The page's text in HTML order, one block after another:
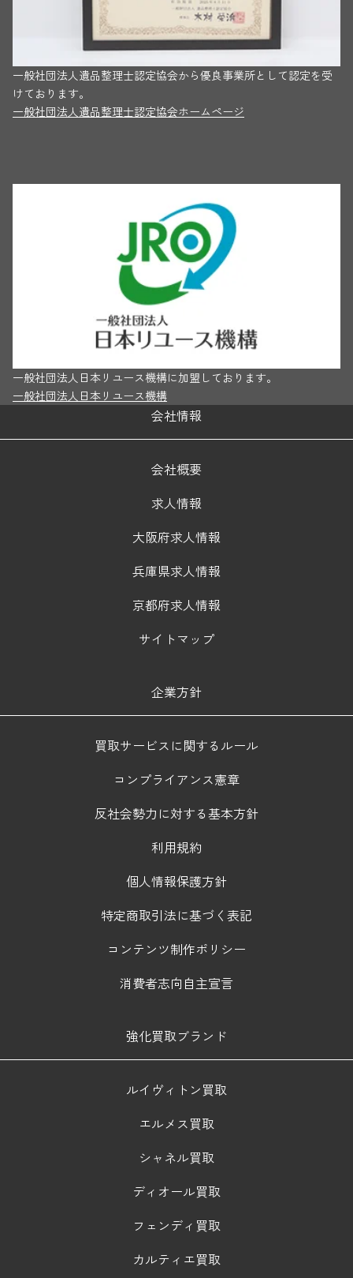
一般社団法人遺品整理士認定協会から優良事業所として認定を受
けております。
一般社団法人遺品整理士認定協会ホームページ
一般社団法人日本リユース機構に加盟しております。
一般社団法人日本リユース機構
会社情報
会社概要
求人情報
大阪府求人情報
兵庫県求人情報
京都府求人情報
サイトマップ
企業方針
買取サービスに関するルール
コンプライアンス憲章
反社会勢力に対する基本方針
利用規約
個人情報保護方針
特定商取引法に基づく表記
コンテンツ制作ポリシー
消費者志向自主宣言
強化買取ブランド
ルイヴィトン買取
エルメス買取
シャネル買取
ディオール買取
フェンディ買取
カルティエ買取